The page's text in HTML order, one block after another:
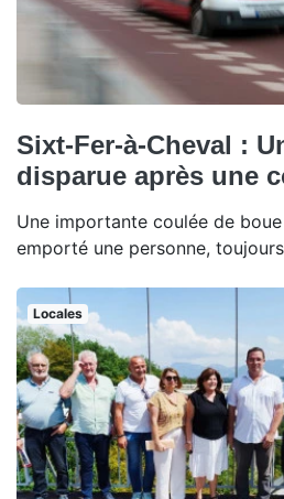
Sixt-Fer-à-Cheval :
disparue après une
Une importante coulée de
emporté une personne,
Locales